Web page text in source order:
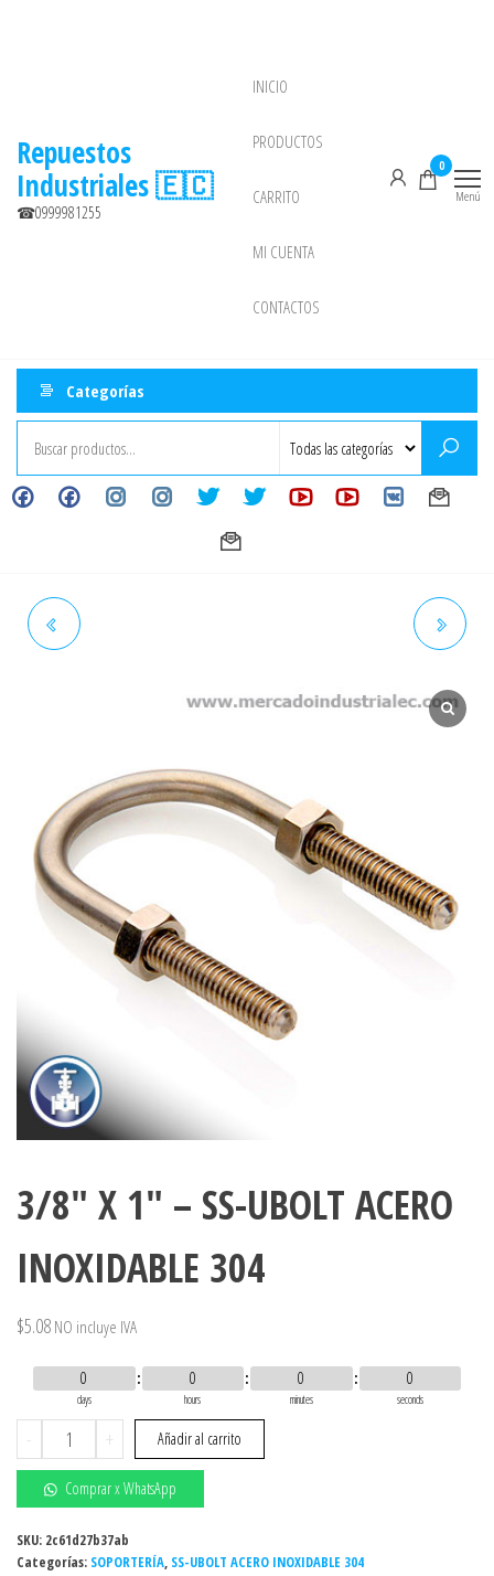
Repuestos
Industriales 🇪🇨
☎0999981255
INICIO
PRODUCTOS
CARRITO
MI CUENTA
CONTACTOS
0
Menú
Categorías
3/8″ X 1″ – SS-UBOLT ACERO
INOXIDABLE 304
$5.08 NO incluye IVA
0
days
0
hours
0
minutes
0
seconds
-
3/8"
X
1"
-
SS-
UBOLT
+ Añadir al carrito
Comprar x WhatsApp
SKU: 2c61d27b37ab
Categorías: SOPORTERÍA, SS-UBOLT ACERO INOXIDABLE 304